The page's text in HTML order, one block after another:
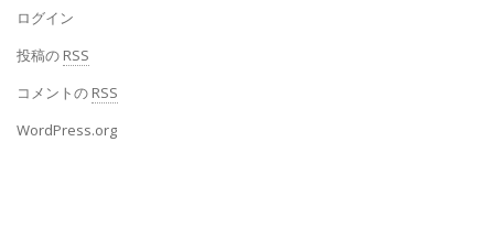
ログイン
投稿の RSS
コメントの RSS
WordPress.org